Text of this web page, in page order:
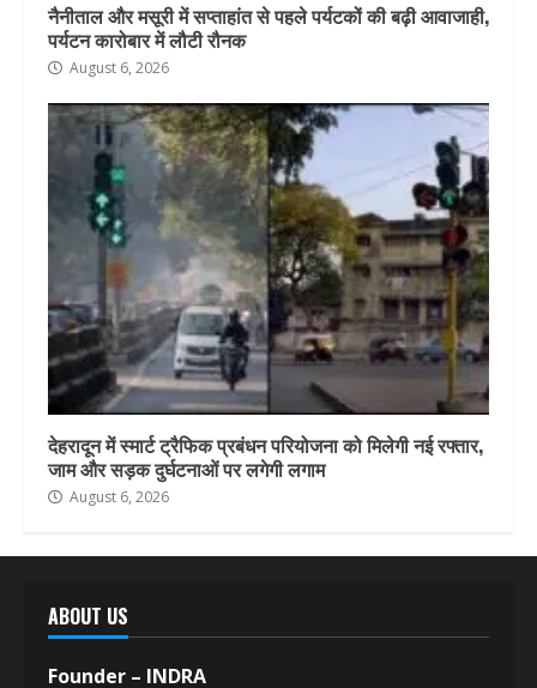
नैनीताल और मसूरी में सप्ताहांत से पहले पर्यटकों की बढ़ी आवाजाही,
पर्यटन कारोबार में लौटी रौनक
August 6, 2026
देहरादून में स्मार्ट ट्रैफिक प्रबंधन परियोजना को मिलेगी नई रफ्तार,
जाम और सड़क दुर्घटनाओं पर लगेगी लगाम
August 6, 2026
ABOUT US
Founder – INDRA